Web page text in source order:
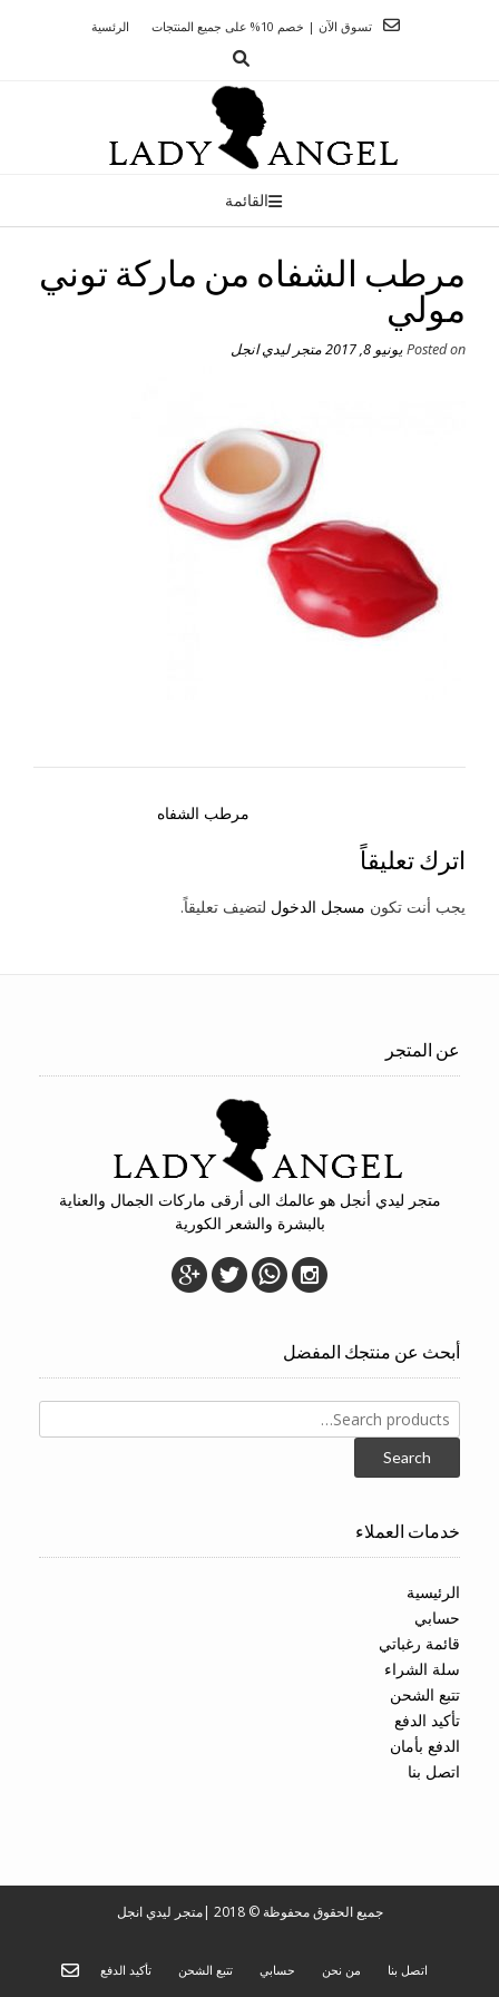
الرئسية تسوق الآن | خصم 10% على جميع المنتجات
القائمة
مرطب الشفاه من ماركة توني
مولي
Posted onيونيو 8, 2017 متجر ليدي انجل
مرطب الشفاه
اترك تعليقاً
يجب أنت تكون مسجل الدخول لتضيف تعليقاً.
عن المتجر
متجر ليدي أنجل هو عالمك الى أرقى ماركات الجمال والعناية
بالبشرة والشعر الكورية
أبحث عن منتجك المفضل
Search
for:
Search
خدمات العملاء
الرئيسية
حسابي
قائمة رغباتي
سلة الشراء
تتبع الشحن
تأكيد الدفع
الدفع بأمان
اتصل بنا
جميع الحقوق محفوظة © 2018 |متجر ليدي انجل
اتصل بنا من نحن حسابي تتبع الشحن تأكيد الدفع